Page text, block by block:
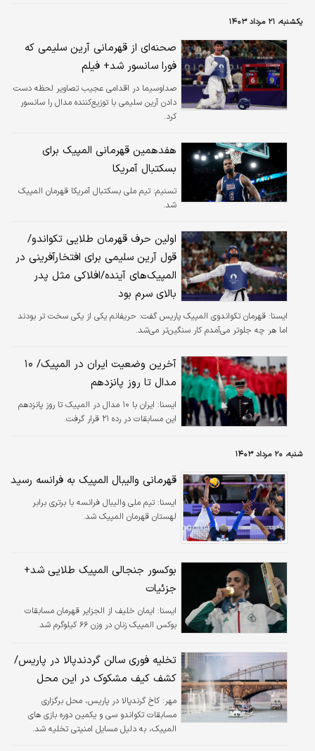
یکشنبه، ۲۱ مرداد ۱۴۰۳
صحنه‌ای از قهرمانی آرین سلیمی که
فورا سانسور شد+ فیلم
صداوسیما در اقدامی عجیب تصاویر لحظه دست
دادن آرین سلیمی با توزیع‌کننده مدال را سانسور
کرد.
هفدهمین قهرمانی المپیک برای
بسکتبال آمریکا
تسنیم: تیم ملی بسکتبال آمریکا قهرمان المپیک
شد.
اولین حرف قهرمان طلایی تکواندو/
قول آرین سلیمی برای افتخارآفرینی در
المپیک‌های آینده/افلاکی مثل پدر
بالای سرم بود
ايسنا: قهرمان تکواندوی المپیک پاریس گفت: حریفانم یکی از یکی سخت تر بودند
اما هر چه جلوتر می‌آمدم کار سنگین‌تر می‌شد.
آخرین وضعیت ایران در المپیک/ ۱۰
مدال تا روز پانزدهم
ايسنا:
ایران با ۱۰ مدال در المپیک تا روز پانزدهم
این مسابقات در رده ۲۱ قرار گرفت.
شنبه، ۲۰ مرداد ۱۴۰۳
قهرمانی والیبال المپیک به فرانسه رسید
ايسنا: تیم ملی والیبال فرانسه با برتری برابر
لهستان قهرمان المپیک شد.
بوکسور جنجالی المپیک طلایی شد+
جزئیات
ايسنا: ایمان خلیف از الجزایر قهرمان مسابقات
بوکس المپیک زنان در وزن ۶۶ کیلوگرم شد.
تخلیه فوری سالن گردندپالا در پاریس/
کشف کیف مشکوک در این محل
مهر: کاخ گرندپالا در پاریس، محل برگزاری
مسابقات تکواندو سی و یکمین دوره بازی های
المپیک، به دلیل مسایل امنیتی تخلیه شد.